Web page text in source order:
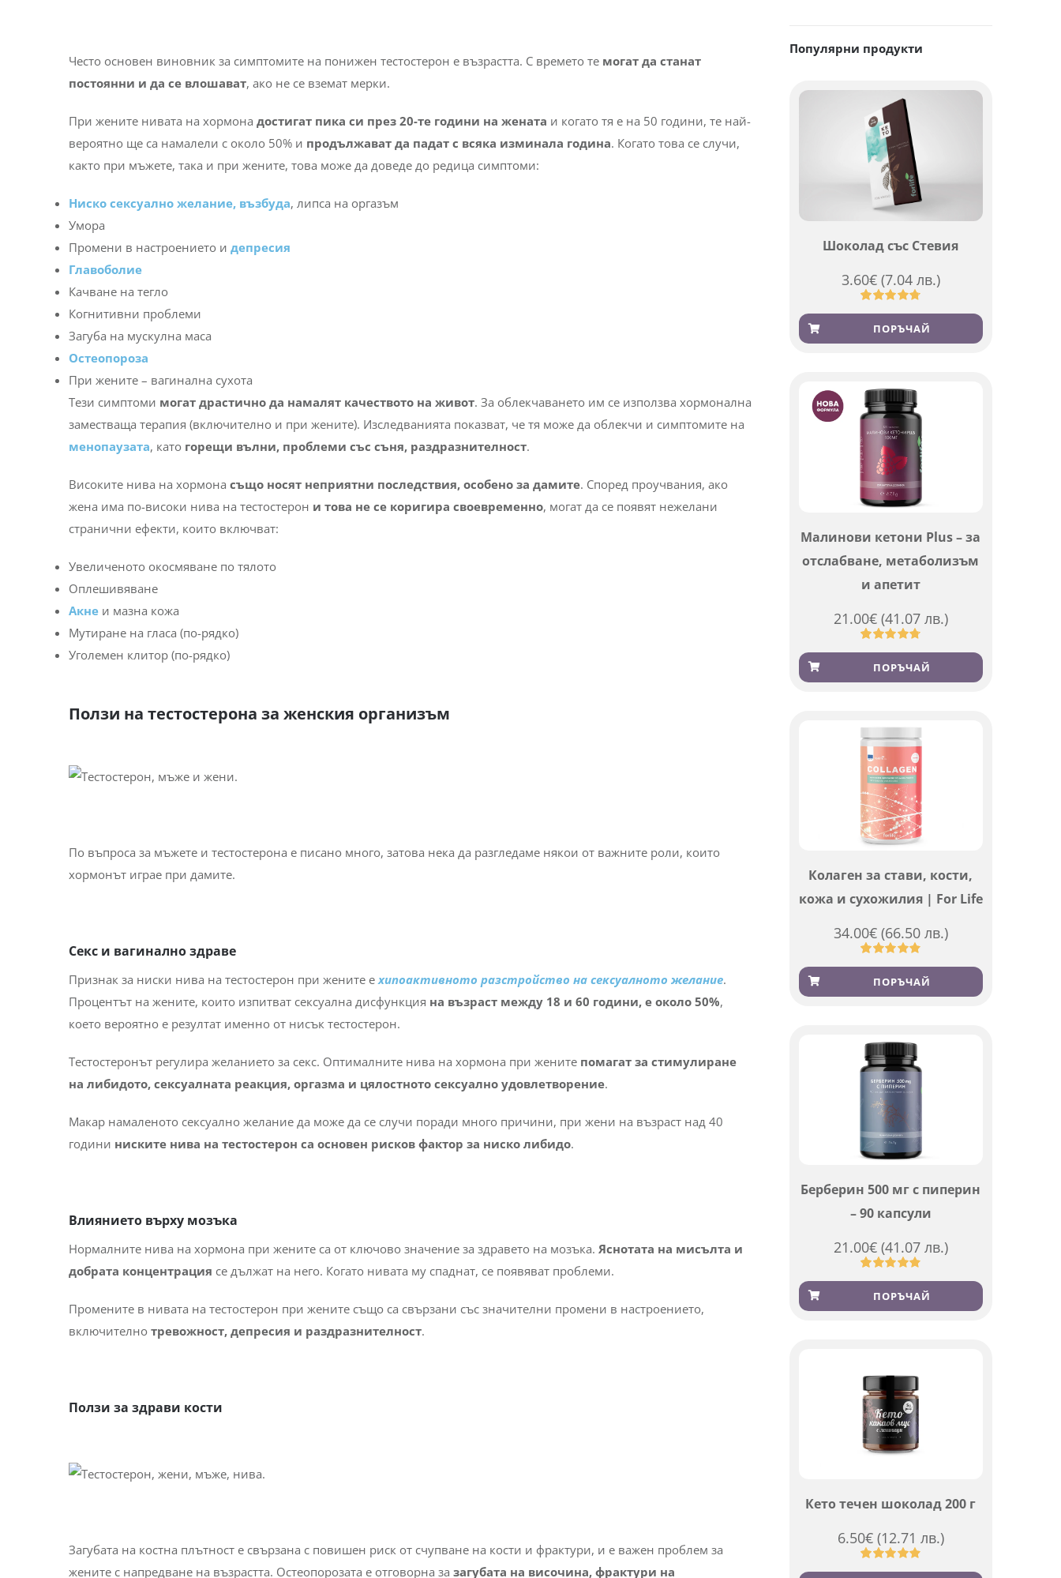
Често основен виновник за симптомите на понижен тестостерон е възрастта. С времето те могат да станат
постоянни и да се влошават, ако не се вземат мерки.
При жените нивата на хормона достигат пика си през 20-те години на жената и когато тя е на 50 години, те най-
вероятно ще са намалели с около 50% и продължават да падат с всяка изминала година. Когато това се случи,
както при мъжете, така и при жените, това може да доведе до редица симптоми:
Ниско сексуално желание, възбуда, липса на оргазъм
Умора
Промени в настроението и депресия
Главоболие
Качване на тегло
Когнитивни проблеми
Загуба на мускулна маса
Остеопороза
При жените – вагинална сухота
Тези симптоми могат драстично да намалят качеството на живот. За облекчаването им се използва хормонална
заместваща терапия (включително и при жените). Изследванията показват, че тя може да облекчи и симптомите на
менопаузата, като горещи вълни, проблеми със съня, раздразнителност.
Високите нива на хормона също носят неприятни последствия, особено за дамите. Според проучвания, ако
жена има по-високи нива на тестостерон и това не се коригира своевременно, могат да се появят нежелани
странични ефекти, които включват:
Увеличеното окосмяване по тялото
Оплешивяване
Акне и мазна кожа
Мутиране на гласа (по-рядко)
Уголемен клитор (по-рядко)
Ползи на тестостерона за женския организъм
По въпроса за мъжете и тестостерона е писано много, затова нека да разгледаме някои от важните роли, които
хормонът играе при дамите.
Секс и вагинално здраве
Признак за ниски нива на тестостерон при жените е хипоактивното разстройство на сексуалното желание.
Процентът на жените, които изпитват сексуална дисфункция на възраст между 18 и 60 години, е около 50%,
което вероятно е резултат именно от нисък тестостерон.
Тестостеронът регулира желанието за секс. Оптималните нива на хормона при жените помагат за стимулиране
на либидото, сексуалната реакция, оргазма и цялостното сексуално удовлетворение.
Макар намаленото сексуално желание да може да се случи поради много причини, при жени на възраст над 40
години ниските нива на тестостерон са основен рисков фактор за ниско либидо.
Влиянието върху мозъка
Нормалните нива на хормона при жените са от ключово значение за здравето на мозъка. Яснотата на мисълта и
добрата концентрация се дължат на него. Когато нивата му спаднат, се появяват проблеми.
Промените в нивата на тестостерон при жените също са свързани със значителни промени в настроението,
включително тревожност, депресия и раздразнителност.
Ползи за здрави кости
Загубата на костна плътност е свързана с повишен риск от счупване на кости и фрактури, и е важен проблем за
жените с напредване на възрастта. Остеопорозата е отговорна за загубата на височина, фрактури на
Популярни продукти
Шоколад със Стевия
3.60€ (7.04 лв.)
Оценен
4.79от 5,
185
ПОРЪЧАЙ
Малинови кетони Plus – за
отслабване, метаболизъм
и апетит
21.00€ (41.07 лв.)
Оценен
4.76от 5,
базирано
819
ПОРЪЧАЙ
Колаген за стави, кости,
кожа и сухожилия | For Life
34.00€ (66.50 лв.)
Оценен
4.83от 5,
базирано
923
ПОРЪЧАЙ
Берберин 500 мг с пиперин
– 90 капсули
21.00€ (41.07 лв.)
Оценен
4.84от 5,
базирано
369
ПОРЪЧАЙ
Кето течен шоколад 200 г
6.50€ (12.71 лв.)
Оценен
501